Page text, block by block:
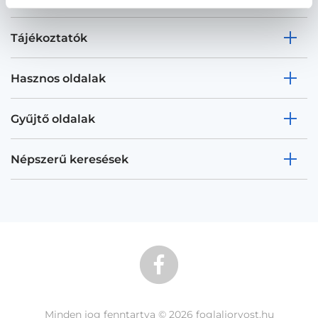
Tájékoztatók
Hasznos oldalak
Gyűjtő oldalak
Népszerű keresések
Minden jog fenntartva © 2026 foglaljorvost.hu